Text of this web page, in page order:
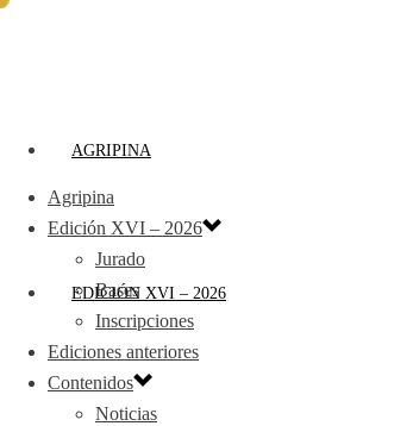
AGRIPINA
EDICIÓN XVI – 2026
Agripina
Edición XVI – 2026
Jurado
Bases
Inscripciones
Ediciones anteriores
Contenidos
Noticias